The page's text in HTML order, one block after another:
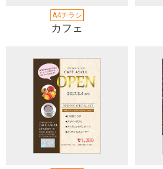
A4チラシ
カフェ